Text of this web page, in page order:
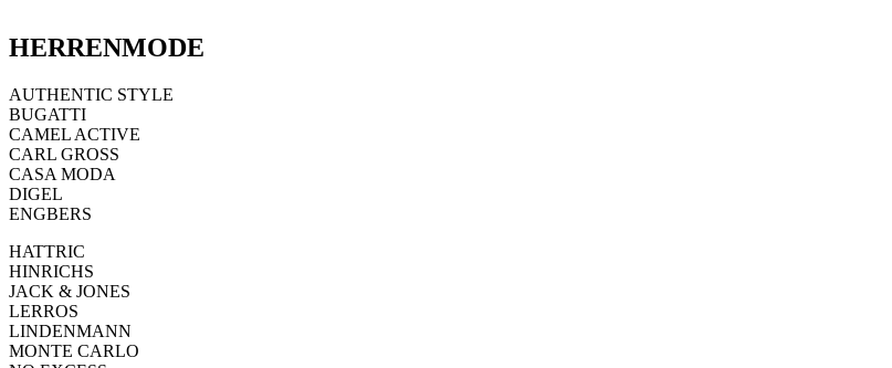
HERRENMODE
AUTHENTIC STYLE
BUGATTI
CAMEL ACTIVE
CARL GROSS
CASA MODA
DIGEL
ENGBERS
HATTRIC
HINRICHS
JACK & JONES
LERROS
LINDENMANN
MONTE CARLO